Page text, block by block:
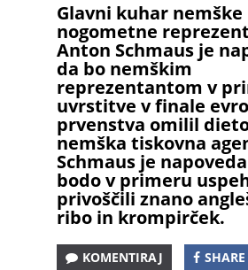
Glavni kuhar nemške
nogometne
Anton Schmaus je
da bo nemškim
reprezentantom v
uvrstitve v finale
prvenstva omilil
nemška tiskovna
Schmaus je
bodo v primeru
privoščili znano
ribo in krompirček.
KOMENTIRAJ SHARE